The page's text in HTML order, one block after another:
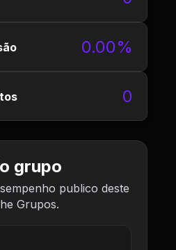
0.00%
0
grupo
publico deste
Grupos.